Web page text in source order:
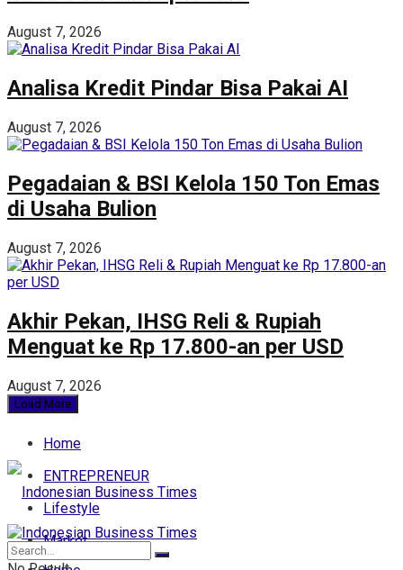
August 7, 2026
Analisa Kredit Pindar Bisa Pakai AI
August 7, 2026
Pegadaian & BSI Kelola 150 Ton Emas
di Usaha Bulion
August 7, 2026
Akhir Pekan, IHSG Reli & Rupiah
Menguat ke Rp 17.800-an per USD
August 7, 2026
Load More
Home
ENTREPRENEUR
Lifestyle
Market